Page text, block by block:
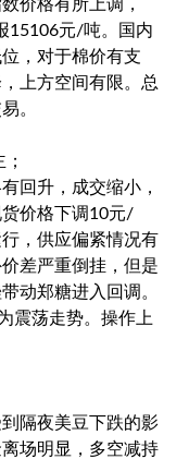
价格有所上调，
15106元/吨。国内
，对于棉价有支
上方空间有限。总
。
回升，成交缩小，
价格下调10元/
，供应偏紧情况有
差严重倒挂，但是
动郑糖进入回调。
震荡走势。操作上
隔夜美豆下跌的影
场明显，多空减持